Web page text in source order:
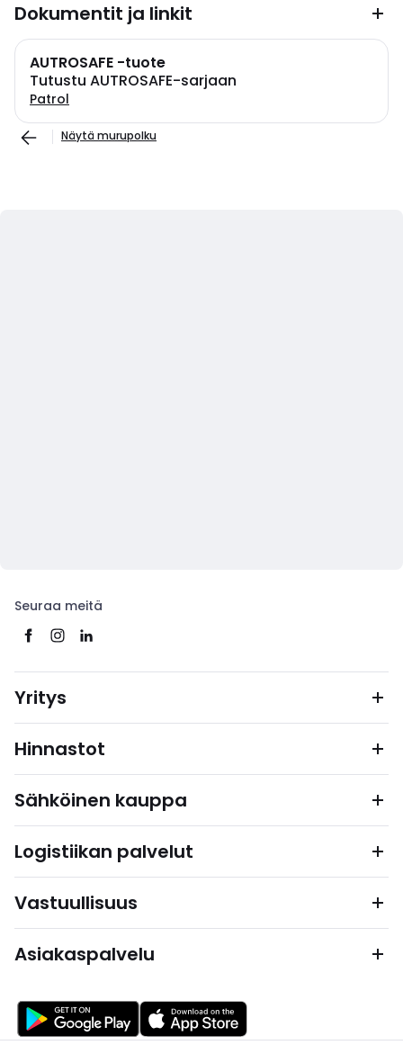
Dokumentit ja linkit
AUTROSAFE -tuote
Tutustu AUTROSAFE-sarjaan
Patrol
Näytä murupolku
Seuraa meitä
Yritys
Hinnastot
Sähköinen kauppa
Logistiikan palvelut
Vastuullisuus
Asiakaspalvelu